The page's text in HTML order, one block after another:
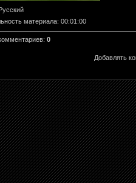
материала: 00:01:00
: 0
Добавлять